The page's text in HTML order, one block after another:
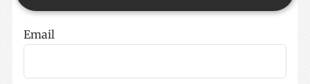
Email